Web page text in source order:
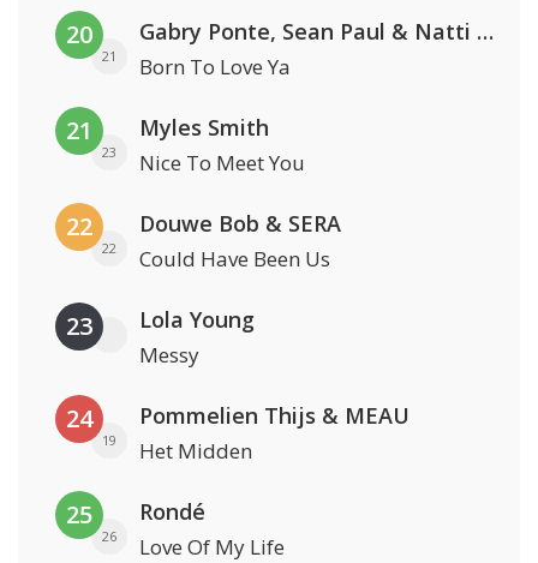
20
21
Gabry Ponte, Sean Paul & Natti Natasha
Born To Love Ya
21
23
Myles Smith
Nice To Meet You
22
22
Douwe Bob & SERA
Could Have Been Us
23 Lola Young
Messy
24
19
Pommelien Thijs & MEAU
Het Midden
25
26
Rondé
Love Of My Life